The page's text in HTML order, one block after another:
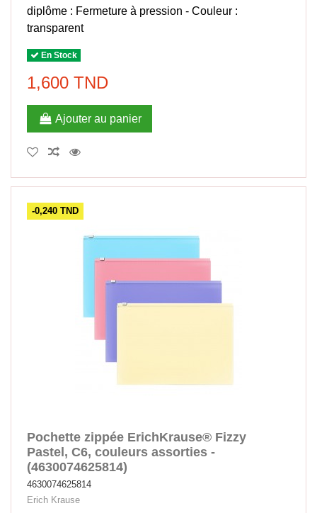
diplôme : Fermeture à pression - Couleur :
transparent
En Stock
1,600 TND
Ajouter au panier
-0,240 TND
Pochette zippée ErichKrause® Fizzy
Pastel, C6, couleurs assorties -
(4630074625814)
4630074625814
Erich Krause